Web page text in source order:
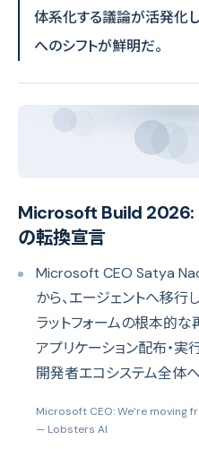
体系化する議論が活発化
へのシフトが鮮明だ。
Microsoft Build 2026:
の転換宣言
Microsoft CEO Satya
から、エージェントへ移行
ラットフォームの根本的
アプリケーション配布・実
開発者エコシステム全体
Microsoft CEO: We’re moving
— Lobsters AI